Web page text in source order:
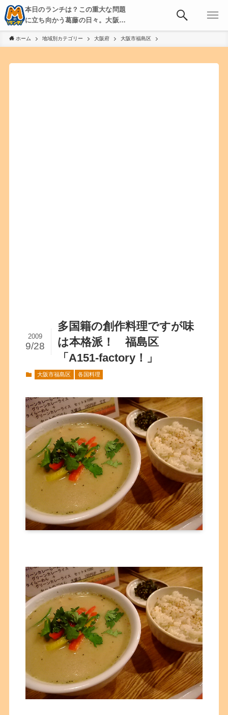
本日のランチは？この重大な問題
に立ち向かう葛藤の日々。大阪・
京都・神戸を中心とした食べ歩
き、飲み歩きを綴る。
ホーム 地域別カテゴリー 大阪府 大阪市福島区
多国籍の創作料理ですが味
は本格派！ 福島区
「A151-factory！」
2009
9/28
大阪市福島区 各国料理